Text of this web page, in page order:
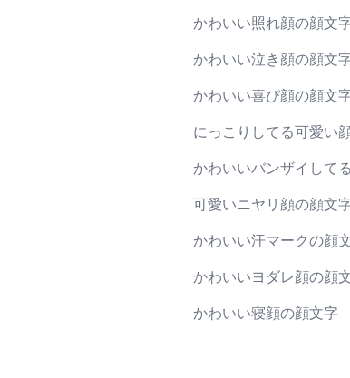
かわいい照れ顔の顔文
かわいい泣き顔の顔文
かわいい喜び顔の顔文
にっこりしてる可愛い
かわいいバンザイして
可愛いニヤリ顔の顔文
かわいい汗マークの顔
かわいいヨダレ顔の顔
かわいい寝顔の顔文字